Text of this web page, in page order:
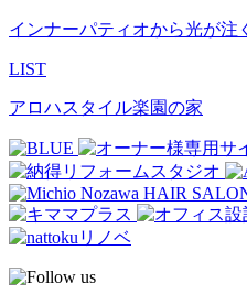
インナーパティオから光が注
LIST
アロハスタイル楽園の家